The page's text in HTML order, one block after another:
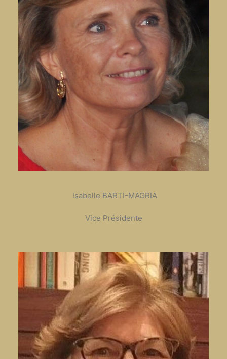
Isabelle BARTI-MAGRIA
Vice Présidente